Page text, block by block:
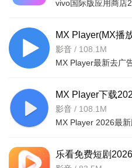
MX Player(MX播
v2.12.2最新版
影音 / 108.1M
MX Player下载
方版
影音 / 108.1M
乐看免费短剧